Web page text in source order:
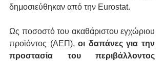
δημοσιεύθηκαν από την Eurostat.
Ως ποσοστό του ακαθάριστου εγχώριου
προϊόντος (ΑΕΠ), οι δαπάνες για την
προστασία του περιβάλλοντος